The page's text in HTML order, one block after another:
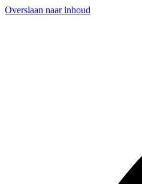
Overslaan naar inhoud